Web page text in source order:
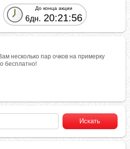
До конца акции
6дн. 20:21:56
несколько пар очков на примерку
бесплатно!